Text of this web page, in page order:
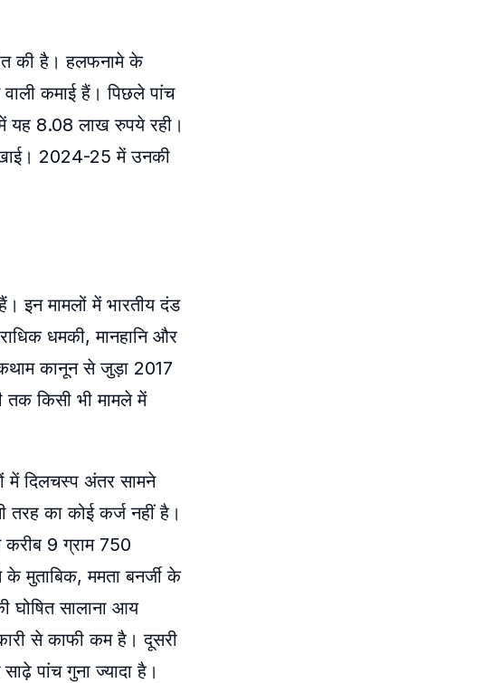
की है। हलफनामे के
कमाई हैं। पिछले पांच
यह 8.08 लाख रुपये रही।
2024-25 में उनकी
इन मामलों में भारतीय दंड
धमकी, मानहानि और
कानून से जुड़ा 2017
तक किसी भी मामले में
में दिलचस्प अंतर सामने
का कोई कर्ज नहीं है।
9 ग्राम 750
मुताबिक, ममता बनर्जी के
घोषित सालाना आय
से काफी कम है। दूसरी
पांच गुना ज्यादा है।